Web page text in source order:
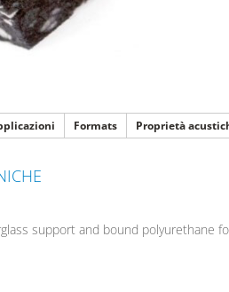
Formats Proprietà
support and bound polyurethane